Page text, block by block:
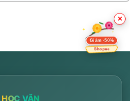
×
Giảm -50%
Shopee